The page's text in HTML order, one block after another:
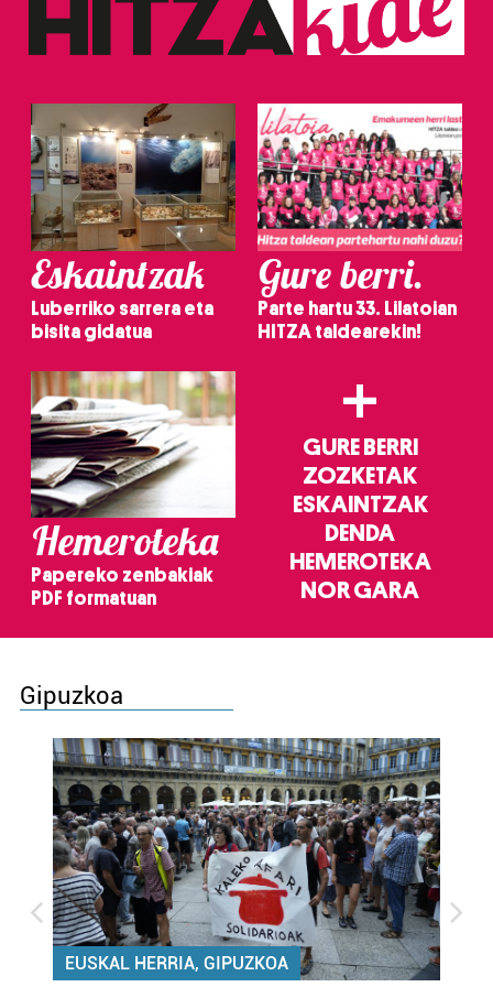
erabiltzeko baimen esplizitua ematen diguzu.
Gehiago
Eskaintzak
Luberriko sarrera eta
bisita gidatua
Gure berri.
Parte hartu 33. Lilatoian
HITZA taldearekin!
Hemeroteka
Papereko zenbakiak
PDF formatuan
+
GURE BERRI
ZOZKETAK
ESKAINTZAK
DENDA
HEMEROTEKA
NOR GARA
Gipuzkoa
EUSKAL HERRIA, GIPUZKOA